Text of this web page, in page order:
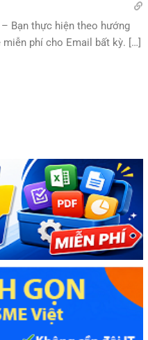
Bạn thực hiện theo hướng
miễn phí cho Email bất kỳ. […]